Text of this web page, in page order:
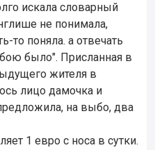
искала словарный
не понимала,
то поняла. а отвечать
было". Присланная в
жителя в
лицо дамочка и
на выбо, два
1 евро с носа в сутки.